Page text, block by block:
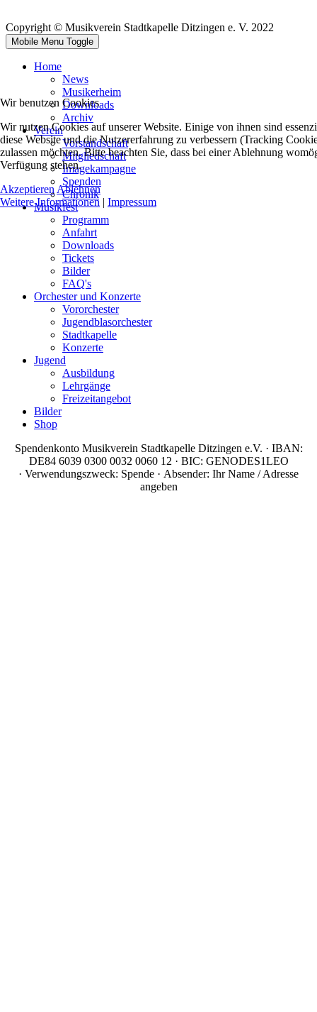
Copyright © Musikverein Stadtkapelle Ditzingen e. V. 2022
Mobile Menu Toggle
Home
News
Musikerheim
Downloads
Archiv
Verein
Vorstandschaft
Mitgliedschaft
Imagekampagne
Spenden
Chronik
Musikfest
Programm
Anfahrt
Downloads
Tickets
Bilder
FAQ's
Orchester und Konzerte
Vororchester
Jugendblasorchester
Stadtkapelle
Konzerte
Jugend
Ausbildung
Lehrgänge
Freizeitangebot
Bilder
Shop
Spendenkonto Musikverein Stadtkapelle Ditzingen e.V. · IBAN:
DE84 6039 0300 0032 0060 12 · BIC: GENODES1LEO
· Verwendungszweck: Spende · Absender: Ihr Name / Adresse
angeben
Wir benutzen Cookies
Wir nutzen Cookies auf unserer Website. Einige von ihnen sind
diese Website und die Nutzererfahrung zu verbessern (Tracking
zulassen möchten. Bitte beachten Sie, dass bei einer Ablehnung
Verfügung stehen.
Akzeptieren Ablehnen
Weitere Informationen | Impressum